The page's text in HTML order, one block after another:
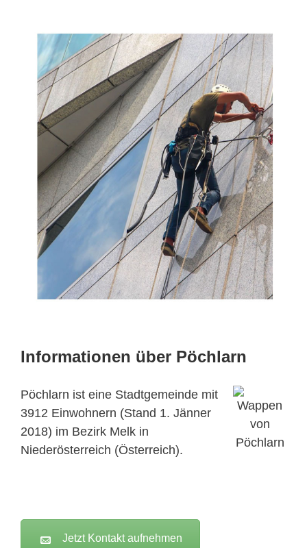
Informationen über Pöchlarn
Pöchlarn ist eine Stadtgemeinde mit
3912 Einwohnern (Stand 1. Jänner
2018) im Bezirk Melk in
Niederösterreich (Österreich).
Jetzt Kontakt aufnehmen